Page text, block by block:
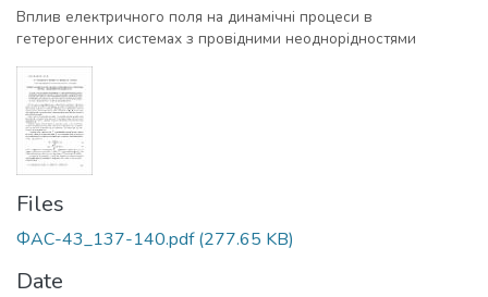
Вплив електричного поля на динамічні процеси в
гетерогенних системах з провідними неоднорідностями
Files
ФАС-43_137-140.pdf(277.65 KB)
Date